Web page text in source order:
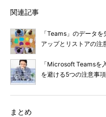
関連記事
「Teams」のデータ
アップとリストアの注
「Microsoft Teamsを
を避ける5つの注意事項
まとめ